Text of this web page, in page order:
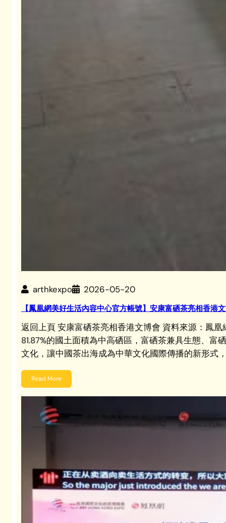
arthkexpo 2026-05-20
【鳳凰網美好生活內容中心官方帳號】安康富硒茶亮相香港
返回上頁 安康富硒茶亮相香港文博會 資料來源：
81.87%的國土面積為中高硒區，富硒茶兼具生態、
文化，讓中國茶出海成為中華文化國際傳播的新形式
Read More